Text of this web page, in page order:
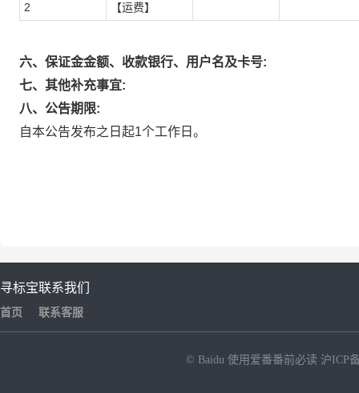
2 【运费】
六、保证金金额、收款银行、用户名及卡号:
七、其他补充事宜:
八、公告期限:
自本公告发布之日起1个工作日。
寻标宝
首页
联系我们
联系客服
© Baidu 使用爱番番前必读 沪ICP